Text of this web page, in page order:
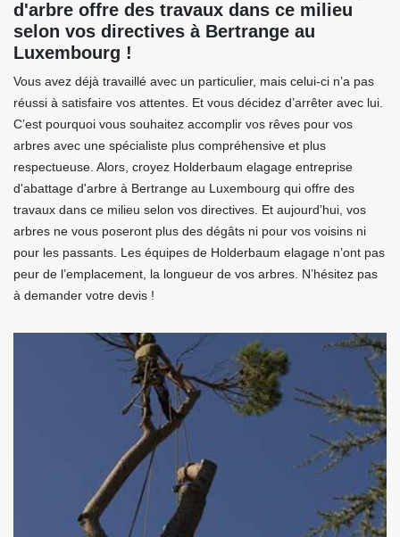
d'arbre offre des travaux dans ce milieu
selon vos directives à Bertrange au
Luxembourg !
Vous avez déjà travaillé avec un particulier, mais celui-ci n’a pas
réussi à satisfaire vos attentes. Et vous décidez d’arrêter avec lui.
C’est pourquoi vous souhaitez accomplir vos rêves pour vos
arbres avec une spécialiste plus compréhensive et plus
respectueuse. Alors, croyez Holderbaum elagage entreprise
d'abattage d'arbre à Bertrange au Luxembourg qui offre des
travaux dans ce milieu selon vos directives. Et aujourd’hui, vos
arbres ne vous poseront plus des dégâts ni pour vos voisins ni
pour les passants. Les équipes de Holderbaum elagage n’ont pas
peur de l’emplacement, la longueur de vos arbres. N’hésitez pas
à demander votre devis !